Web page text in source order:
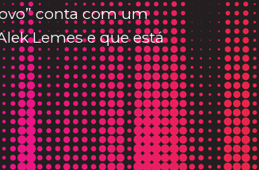
conta com um
Lemes e que está